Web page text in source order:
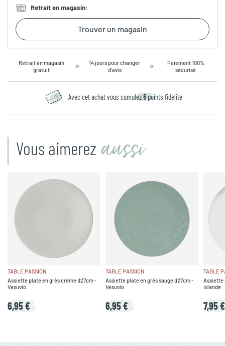
Retrait en magasin:
Trouver un magasin
Retrait en magasin
gratuit
14 jours pour changer
d’avis
Paiement 100%
sécurisé
Avec cet achat vous cumulez6 points fidélité
Vous aimerez aussi
TABLE PASSION
Assiette plate en grès crème d27cm -
Vesuvio
6,95 €
TABLE PASSION
Assiette plate en grès sauge d27cm -
Vesuvio
6,95 €
TABLE
Assiette
Islande
7,95 €